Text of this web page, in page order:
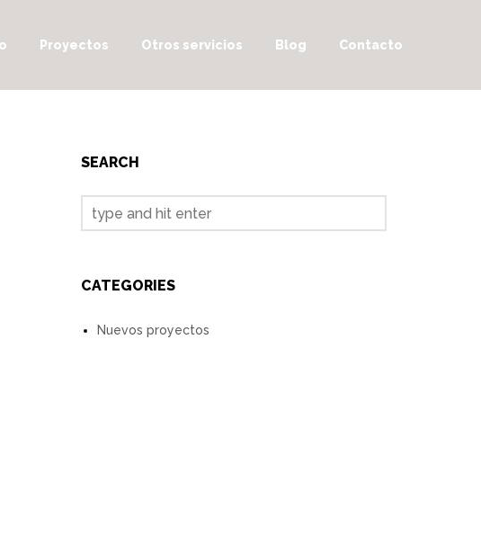
Proyectos Otros servicios Blog Contacto
SEARCH
CATEGORIES
Nuevos proyectos